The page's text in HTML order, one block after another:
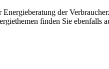
der
finden Sie ebenfalls